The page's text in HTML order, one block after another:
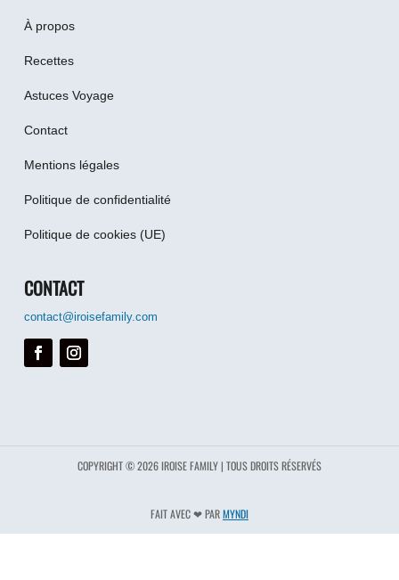
À propos
Recettes
Astuces Voyage
Contact
Mentions légales
Politique de confidentialité
Politique de cookies (UE)
CONTACT
contact@iroisefamily.com
COPYRIGHT © 2026 IROISE FAMILY | TOUS DROITS RÉSERVÉS
FAIT AVEC ❤︎ PARMYNDI